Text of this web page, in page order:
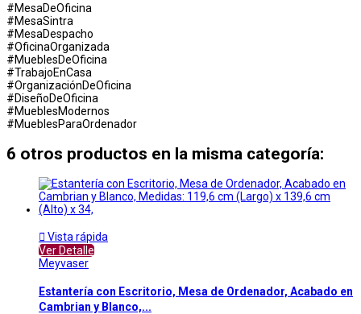
#MesaDeOficina
#MesaSintra
#MesaDespacho
#OficinaOrganizada
#MueblesDeOficina
#TrabajoEnCasa
#OrganizaciónDeOficina
#DiseñoDeOficina
#MueblesModernos
#MueblesParaOrdenador
6 otros productos en la misma categoría:
 Vista rápida
Ver Detalle
Meyvaser
Estantería con Escritorio, Mesa de Ordenador, Acabado en
Cambrian y Blanco,...